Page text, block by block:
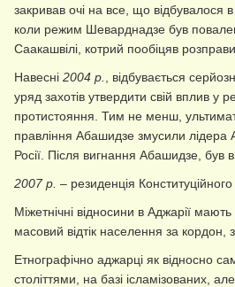
закривав очі на все, що відбувалося
коли режим Шеварднадзе був
Саакашвілі, котрий пообіцяв
Навесні 2004 р.
, відбувається
уряд захотів утвердити свій вплив у
протистояння. Тим не менш,
правління Абашидзе змусили лідера
Росії. Після вигнання Абашидзе, був
2007 р. – резиденція
Міжетнічні відносини в Аджарії
масовий відтік населення за кордон,
Етнографічно аджарці як відносно
століттями, на базі ісламізованих,